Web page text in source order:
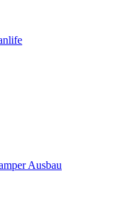
Ausbau